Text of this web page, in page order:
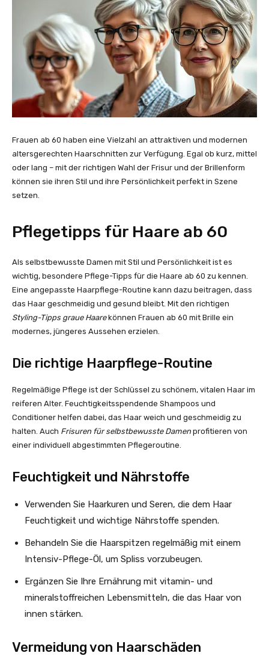
Frauen ab 60 haben eine Vielzahl an attraktiven und modernen
altersgerechten Haarschnitten zur Verfügung. Egal ob kurz, mittel
oder lang – mit der richtigen Wahl der Frisur und der Brillenform
können sie ihren Stil und ihre Persönlichkeit perfekt in Szene
setzen.
Pflegetipps für Haare ab 60
Als selbstbewusste Damen mit Stil und Persönlichkeit ist es
wichtig, besondere Pflege-Tipps für die Haare ab 60 zu kennen.
Eine angepasste Haarpflege-Routine kann dazu beitragen, dass
das Haar geschmeidig und gesund bleibt. Mit den richtigen
Styling-Tipps graue Haarekönnen Frauen ab 60 mit Brille ein
modernes, jüngeres Aussehen erzielen.
Die richtige Haarpflege-Routine
Regelmäßige Pflege ist der Schlüssel zu schönem, vitalen Haar im
reiferen Alter. Feuchtigkeitsspendende Shampoos und
Conditioner helfen dabei, das Haar weich und geschmeidig zu
halten. Auch Frisuren für selbstbewusste Damen profitieren von
einer individuell abgestimmten Pflegeroutine.
Feuchtigkeit und Nährstoffe
Verwenden Sie Haarkuren und Seren, die dem Haar
Feuchtigkeit und wichtige Nährstoffe spenden.
Behandeln Sie die Haarspitzen regelmäßig mit einem
Intensiv-Pflege-Öl, um Spliss vorzubeugen.
Ergänzen Sie Ihre Ernährung mit vitamin- und
mineralstoffreichen Lebensmitteln, die das Haar von
innen stärken.
Vermeidung von Haarschäden